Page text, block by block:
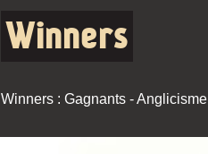
Winners
Winners : Gagnants - Anglicisme